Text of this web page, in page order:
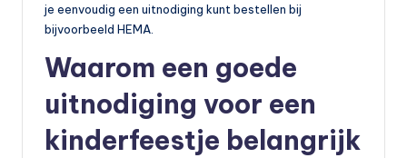
je eenvoudig een uitnodiging kunt bestellen bij
bijvoorbeeld HEMA.
Waarom een goede
uitnodiging voor een
kinderfeestje belangrijk